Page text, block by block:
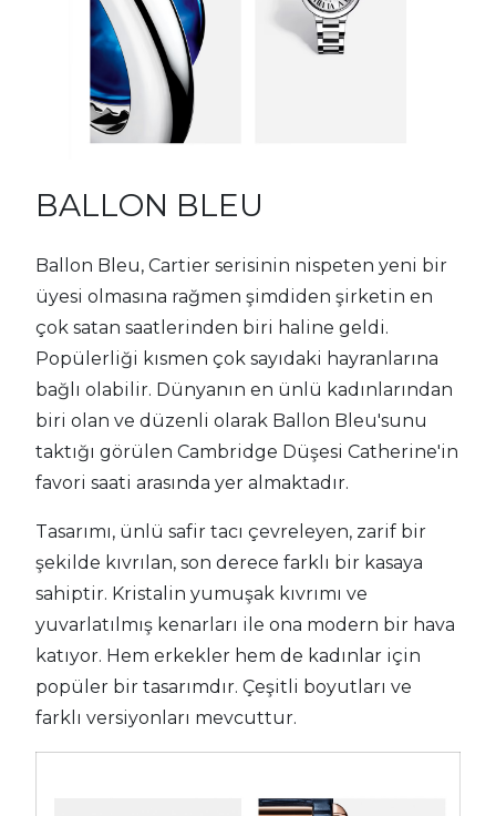
BALLON BLEU
Ballon Bleu, Cartier serisinin nispeten yeni bir
üyesi olmasına rağmen şimdiden şirketin en
çok satan saatlerinden biri haline geldi.
Popülerliği kısmen çok sayıdaki hayranlarına
bağlı olabilir. Dünyanın en ünlü kadınlarından
biri olan ve düzenli olarak Ballon Bleu'sunu
taktığı görülen Cambridge Düşesi Catherine'in
favori saati arasında yer almaktadır.
Tasarımı, ünlü safir tacı çevreleyen, zarif bir
şekilde kıvrılan, son derece farklı bir kasaya
sahiptir. Kristalin yumuşak kıvrımı ve
yuvarlatılmış kenarları ile ona modern bir hava
katıyor. Hem erkekler hem de kadınlar için
popüler bir tasarımdır. Çeşitli boyutları ve
farklı versiyonları mevcuttur.